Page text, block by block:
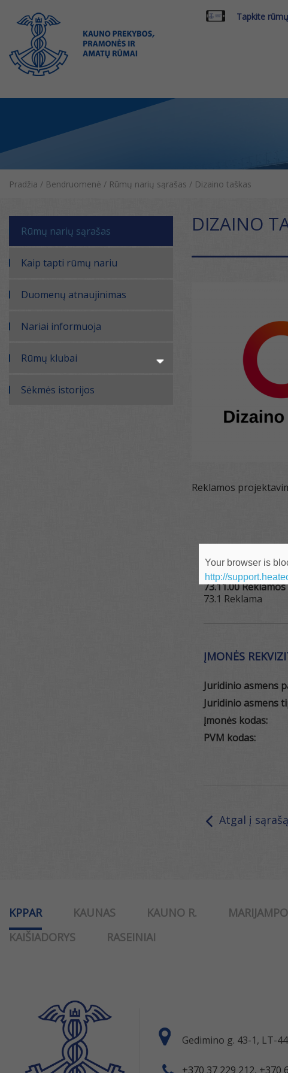
Tapkite
Pradžia / Bendruomenė / Rūmų narių sąrašas / Dizaino taškas
Rūmų narių sąrašas
Kaip tapti rūmų nariu
Duomenų atnaujinimas
Nariai informuoja
Rūmų klubai
Sėkmės istorijos
DIZAINO
Reklamos
EVRK KODAI
73.11.00
73.1 Reklama
ĮMONĖS
Juridinio asmens
Juridinio asmens
Įmonės kodas:
PVM kodas:
Atgal į sąrašą
KPPAR KAUNAS KAUNO R.
KAIŠIADORYS
RASEINIAI
Gedimino g. 43-1, LT-
+370 37 229 212, +370
Your browser is
http://